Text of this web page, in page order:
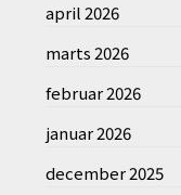
april 2026
marts 2026
februar 2026
januar 2026
december 2025